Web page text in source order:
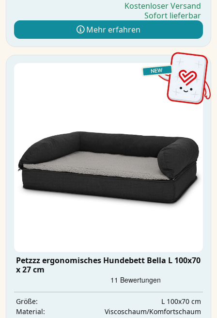
Kostenloser Versand
Sofort lieferbar
Mehr erfahren
Petzzz ergonomisches Hundebett Bella L 100x70
x 27 cm
Größe:
L 100x70 cm
Material:
Viscoschaum/Komfortschaum